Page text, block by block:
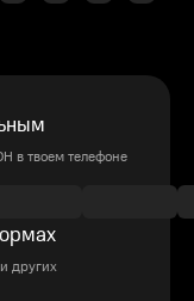
в твоем телефоне
других